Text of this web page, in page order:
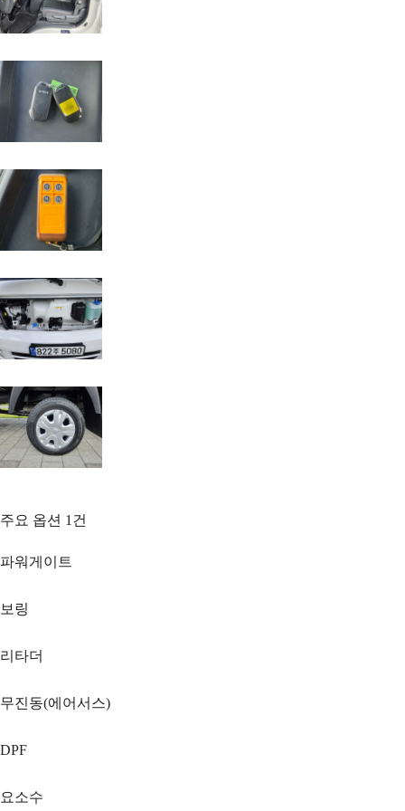
주요 옵션 1 건
파워게이트
보링
리타더
무진동(에어서스)
DPF
요소수